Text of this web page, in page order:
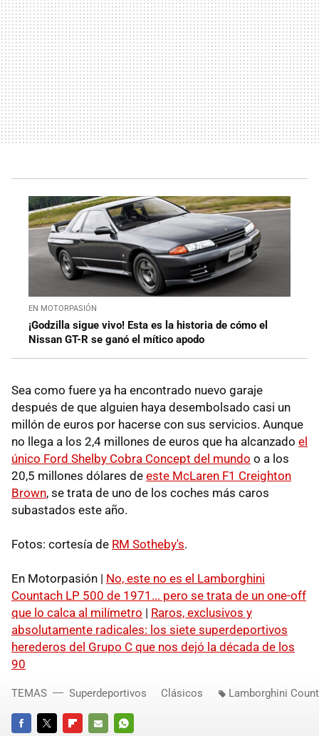
EN MOTORPASIÓN
¡Godzilla sigue vivo! Esta es la historia de cómo el
Nissan GT-R se ganó el mítico apodo
Sea como fuere ya ha encontrado nuevo garaje
después de que alguien haya desembolsado casi un
millón de euros por hacerse con sus servicios. Aunque
no llega a los 2,4 millones de euros que ha alcanzado el
único Ford Shelby Cobra Concept del mundo o a los
20,5 millones dólares de este McLaren F1 Creighton
Brown, se trata de uno de los coches más caros
subastados este año.
Fotos: cortesía de RM Sotheby's.
En Motorpasión | No, este no es el Lamborghini
Countach LP 500 de 1971... pero se trata de un one-off
que lo calca al milímetro | Raros, exclusivos y
absolutamente radicales: los siete superdeportivos
herederos del Grupo C que nos dejó la década de los
90
TEMAS Superdeportivos Clásicos Lamborghini